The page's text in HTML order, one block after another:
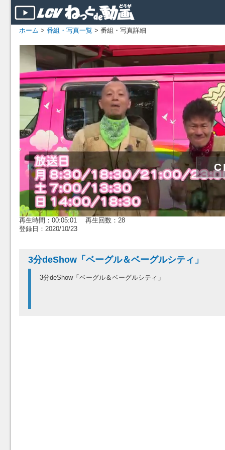
ホーム > 番組・写真一覧 > 番組・写真詳細
再生時間：00:05:01 再生回数：28
登録日：2020/10/23
3分deShow「ベーグル＆ベーグルシティ」
3分deShow「ベーグル＆ベーグルシティ」